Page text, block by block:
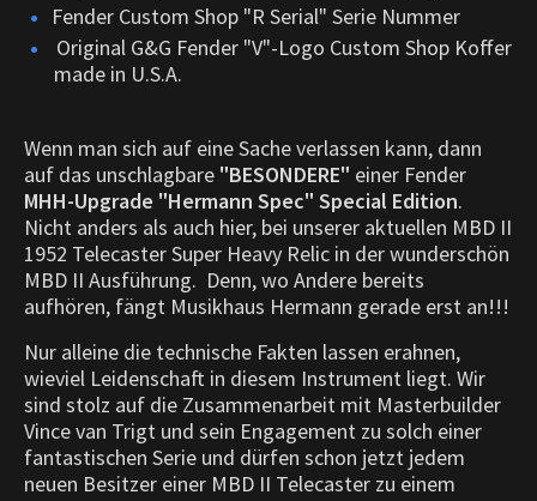
Fender Custom Shop "R Serial" Serie Nummer
Original G&G Fender "V"-Logo Custom Shop Koffer
made in U.S.A.
Wenn man sich auf eine Sache verlassen kann, dann
auf das unschlagbare "BESONDERE" einer Fender
MHH-Upgrade "Hermann Spec" Special Edition.
Nicht anders als auch hier, bei unserer aktuellen MBD II
1952 Telecaster Super Heavy Relic in der wunderschön
MBD II Ausführung. Denn, wo Andere bereits
aufhören, fängt Musikhaus Hermann gerade erst an!!!
Nur alleine die technische Fakten lassen erahnen,
wieviel Leidenschaft in diesem Instrument liegt. Wir
sind stolz auf die Zusammenarbeit mit Masterbuilder
Vince van Trigt und sein Engagement zu solch einer
fantastischen Serie und dürfen schon jetzt jedem
neuen Besitzer einer MBD II Telecaster zu einem